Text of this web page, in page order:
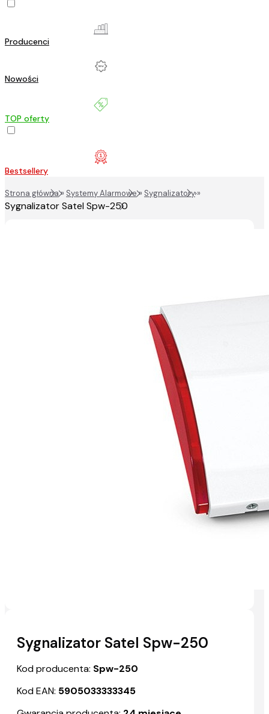
Producenci
Nowości
TOP oferty
Bestsellery
Strona główna» Systemy Alarmowe» Sygnalizatory»
Sygnalizator Satel Spw-250
Sygnalizator Satel Spw-250
Kod producenta: Spw-250
Kod EAN: 5905033333345